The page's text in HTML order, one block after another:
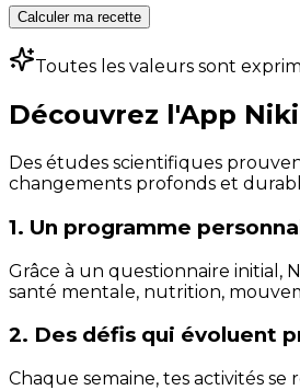
Calculer ma recette
Toutes les valeurs sont
Découvrez l'App
Des études scientifiques
changements profonds et
1. Un programme
Grâce à un questionnaire initial,
santé mentale, nutrition,
2. Des défis qui évoluent
Chaque semaine, tes activités